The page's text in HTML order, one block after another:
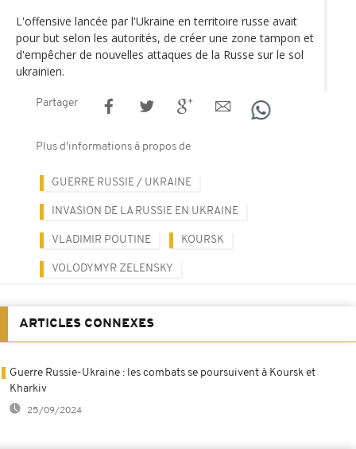
L'offensive lancée par l'Ukraine en territoire russe avait
pour but selon les autorités, de créer une zone tampon et
d'empêcher de nouvelles attaques de la Russe sur le sol
ukrainien.
Partager
Plus d'informations à propos de
GUERRE RUSSIE / UKRAINE
INVASION DE LA RUSSIE EN UKRAINE
VLADIMIR POUTINE KOURSK
VOLODYMYR ZELENSKY
ARTICLES CONNEXES
Guerre Russie-Ukraine : les combats se poursuivent à Koursk et
Kharkiv
25/09/2024